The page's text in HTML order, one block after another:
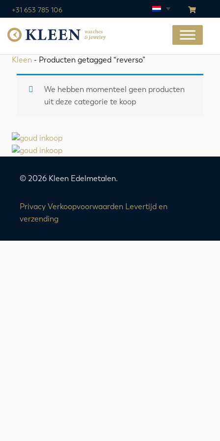
+31 653 785 106
Kleen - Producten getagged “reverso”
We hebben momenteel geen producten
uit deze categorie te koop
© 2026 Kleen Edelmetalen.
Privacy Verkoopvoorwaarden Levertijd en
verzending